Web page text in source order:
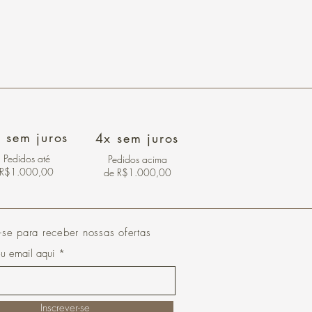
sem juros
Pedidos até
R$1.000,00
4x sem juros
Pedidos acima
de R$1.000,00
para receber nossas ofertas
email aqui
Inscrever-se